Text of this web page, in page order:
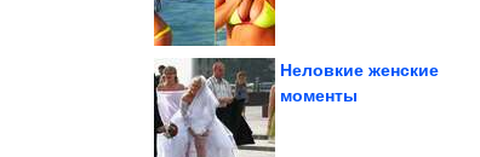
Неловкие женские
моменты